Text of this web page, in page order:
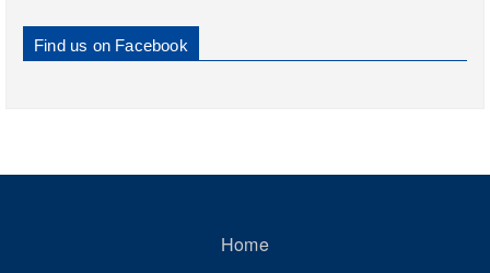
Find us on Facebook
Home